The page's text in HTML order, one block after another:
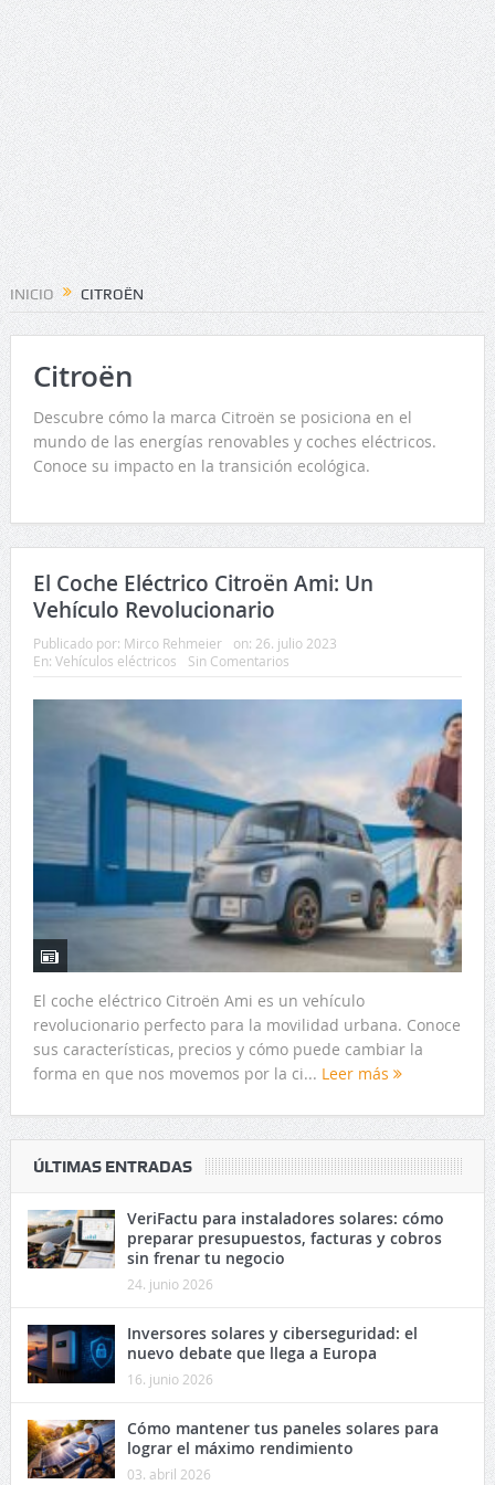
INICIO CITROËN
Citroën
Descubre cómo la marca Citroën se posiciona en el
mundo de las energías renovables y coches eléctricos.
Conoce su impacto en la transición ecológica.
El Coche Eléctrico Citroën Ami: Un
Vehículo Revolucionario
Publicado por: Mirco Rehmeier on: 26. julio 2023
En: Vehículos eléctricos Sin Comentarios
El coche eléctrico Citroën Ami es un vehículo
revolucionario perfecto para la movilidad urbana. Conoce
sus características, precios y cómo puede cambiar la
forma en que nos movemos por la ci... Leer más
ÚLTIMAS ENTRADAS
VeriFactu para instaladores solares: cómo
preparar presupuestos, facturas y cobros
sin frenar tu negocio
24. junio 2026
Inversores solares y ciberseguridad: el
nuevo debate que llega a Europa
16. junio 2026
Cómo mantener tus paneles solares para
lograr el máximo rendimiento
03. abril 2026